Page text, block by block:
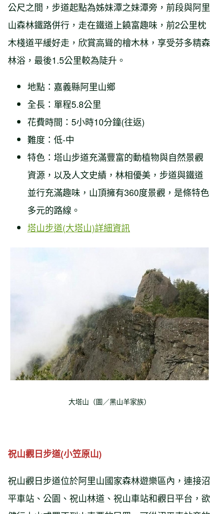
公尺之間，步道起點為姊妹潭之妹潭旁，前段與阿里
山森林鐵路併行，走在鐵道上饒富趣味，前2公里枕
木棧道平緩好走，欣賞高聳的檜木林，享受芬多精森
林浴，最後1.5公里較為陡升。
地點：嘉義縣阿里山鄉
全長：單程5.8公里
花費時間：5小時10分鐘(往返)
難度：低-中
特色：塔山步道充滿豐富的動植物與自然景觀
資源，以及人文史績，林相優美，步道與鐵道
並行充滿趣味，山頂擁有360度景觀，是條特色
多元的路線。
塔山步道(大塔山)詳細資訊
大塔山（圖／黑山羊家族）
祝山觀日步道(小笠原山)
祝山觀日步道位於阿里山國家森林遊樂區內，連接沼
平車站、公園、祝山林道、祝山車站和觀日平台，欲